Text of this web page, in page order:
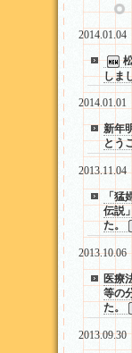
2014.01.04
しま
2014.01.01
新年
とう
2013.11.04
「猛
伝説
た。
2013.10.06
医療
等の
た。
2013.09.30